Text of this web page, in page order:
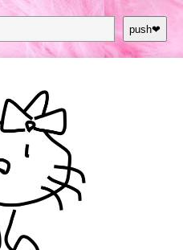
push❤︎